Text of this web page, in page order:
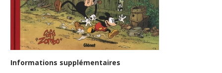
Informations supplémentaires